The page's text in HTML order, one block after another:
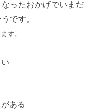
ったおかげでいまだ
です。
す。
ある